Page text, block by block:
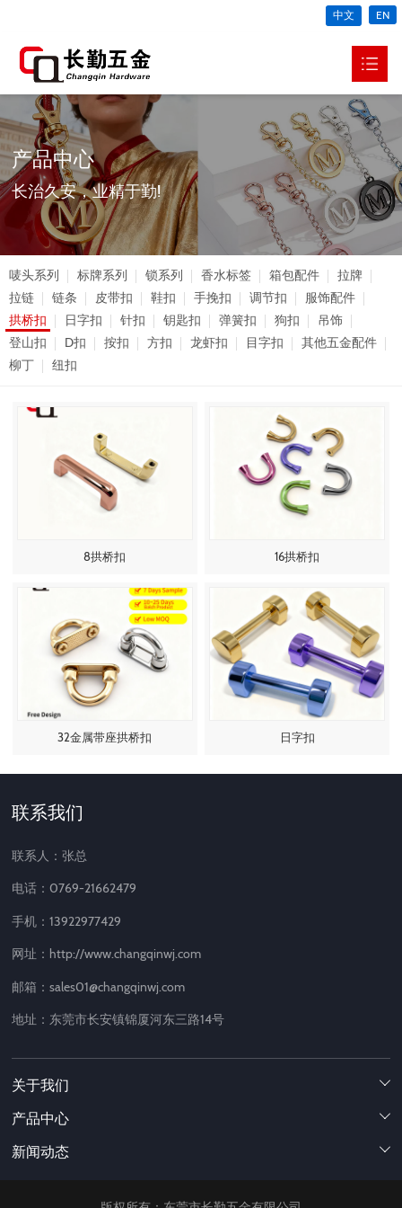
中文 EN
网站首页
关于我们 
产品中心 
新闻动态 
生产车间
视频中心
联系我们 
产品中心
长治久安，业精于勤!
唛头系列 标牌系列 锁系列 香水标签 箱包配件
拉牌
拉链
链条 皮带扣 鞋扣 手挽扣 调节扣
服饰配件
拱桥扣
日字扣 针扣 钥匙扣 弹簧扣 狗扣
吊饰
登山扣
D扣 按扣 方扣 龙虾扣 目字扣
其他五金配件
柳丁
纽扣
8拱桥扣 16拱桥扣
32金属带座拱桥扣 日字扣
关于我们 
产品中心 
新闻动态 
联系我们
联系人：张总
电话：0769-21662479
手机：13922977429
网址：http://www.changqinwj.com
邮箱：sales01@changqinwj.com
地址：东莞市长安镇锦厦河东三路14号